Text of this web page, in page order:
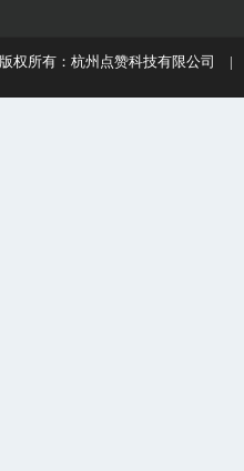
版权所有：杭州点赞科技有限公司